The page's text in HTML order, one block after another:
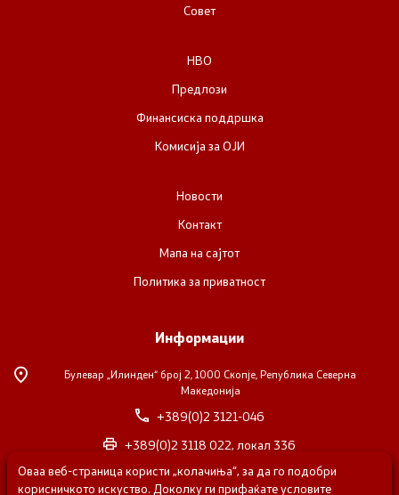
Совет
НВО
Предлози
Финансиска поддршка
Комисија за ОЈИ
Новости
Контакт
Мапа на сајтот
Политика за приватност
Информации
Булевар „Илинден“ број 2, 1000 Скопје, Република Северна
Македонија
+389(0)2 3121-046
+389(0)2 3118 022, локал 336
nvosorabotka@gs.gov.mk
Оваа веб-страница користи „колачиња“, за да го подобри
корисничкото искуство. Доколку ги прифаќате условите